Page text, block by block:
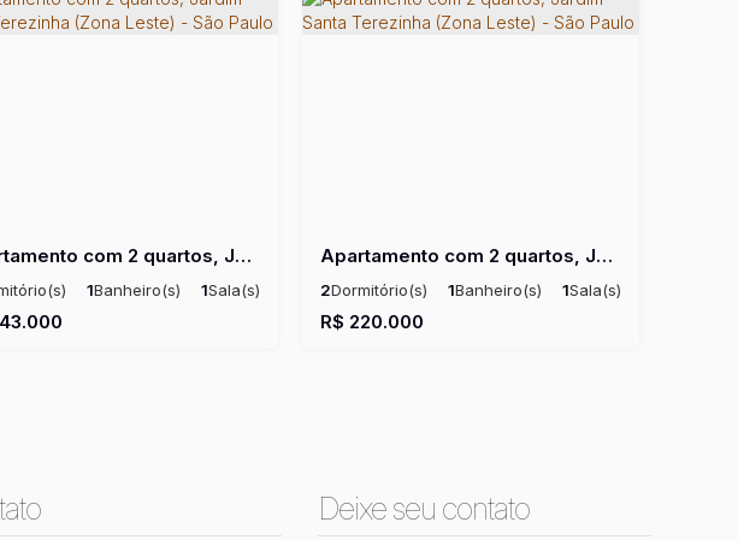
Apartamento com 2 quartos, Jardim Santa Terezinha (Zona Leste) - São Paulo
1Banheiro(s) 1Sala(s)
Apartamento com 2 quartos, Jardim Santa Terezinha (Zona Leste) - São Paulo
R$ 220.000
2Dormitório(s) 1Banheiro(s) 1Sala(s)
Útil: 42 ~ 45m²
Deixe seu contato